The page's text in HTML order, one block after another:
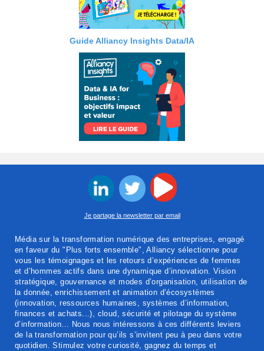
Guide Alliancy Insights Data/IA
Je partage la newsletter par email
Média sur la transformation numérique des entreprises, engagé
en faveur du "Plus forts ensemble", Alliancy sélectionne pour
vous les témoignages et les retours d’expériences de femmes
et d’hommes actifs dans une dynamique d’innovation. Vision
stratégique, gouvernance et modes d’organisation, utilisation de
la donnée, enrichissement et animation d’écosystèmes
(innovation, ressources humaines, systèmes d’information,
finances et achats...), cloud, sécurité et pilotage du système
d’information… Nous nous intéressons à ces différents leviers
de la transformation pour qu’ils s’invitent peu à peu dans votre
quotidien. Stimulez votre curiosité, gagnez du temps et